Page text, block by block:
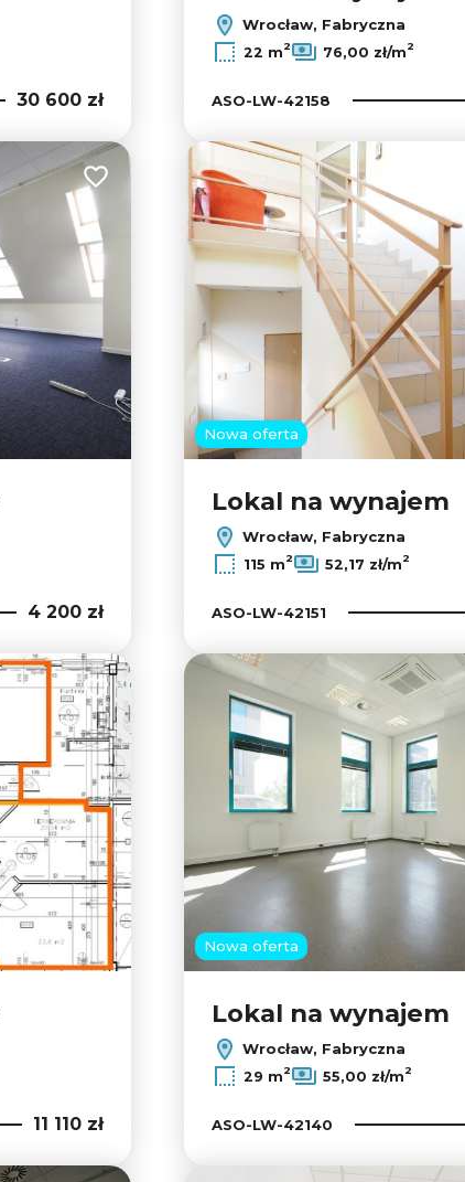
30 600 zł
Wrocław, Fabryczna
22 m2 76,00 zł/m2
ASO-LW-42158
Dodaj do ulubionych
4 200 zł
Nowa oferta
Lokal na wynajem
Wrocław, Fabryczna
115 m2 52,17 zł/m2
ASO-LW-42151
Dodaj do ulubionych
11 110 zł
Nowa oferta
Lokal na wynajem
Wrocław, Fabryczna
29 m2 55,00 zł/m2
ASO-LW-42140